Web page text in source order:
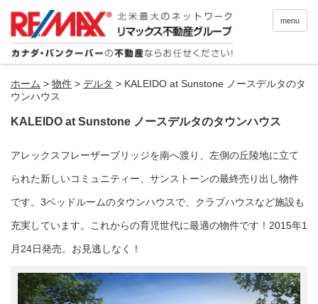
menu
ホーム > 物件 > デルタ > KALEIDO at Sunstone ノースデルタのタ
ウンハウス
KALEIDO at Sunstone ノースデルタのタウンハウス
アレックスフレーザーブリッジを南へ渡り、左側の丘陵地に立て
られた新しいコミュニティー、サンストーンの最終売り出し物件
です。3ベッドルームのタウンハウスで、クラブハウスなど施設も
充実しています。これからの育児世代に最適の物件です！2015年1
月24日発売。お見逃しなく！